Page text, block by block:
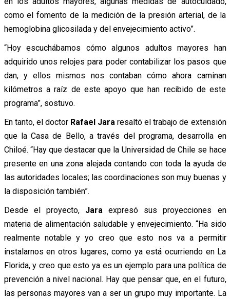
como el fomento de la medición de la presión arterial, de la
hemoglobina glicosilada y del envejecimiento activo”.
“Hoy escuchábamos cómo algunos adultos mayores han
adquirido unos relojes para poder contabilizar los pasos que
dan, y ellos mismos nos contaban cómo ahora caminan
kilómetros a raíz de este apoyo que han recibido de este
programa”, sostuvo.
En tanto, el doctor Rafael Jara resaltó el trabajo de extensión
que la Casa de Bello, a través del programa, desarrolla en
Chiloé. “Hay que destacar que la Universidad de Chile se hace
presente en una zona alejada contando con toda la ayuda de
las autoridades locales; las coordinaciones son muy buenas y
la disposición también”.
Desde el proyecto, Jara expresó sus proyecciones en
materia de alimentación saludable y envejecimiento. “Ha sido
realmente notable y yo creo que esto nos va a permitir
instalarnos en otros lugares, como ya está ocurriendo en La
Florida, y creo que esto ya es un ejemplo para una política de
prevención a nivel nacional. Hay que pensar que, en el futuro,
las personas mayores van a ser un grupo muy importante. La